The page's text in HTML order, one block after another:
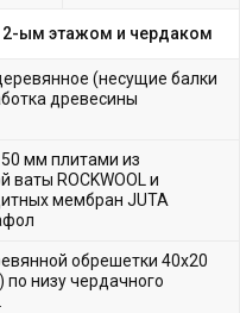
ым этажом и чердаком
(несущие балки
древесины
мм плитами из
ваты ROCKWOOL и
мембран JUTA
обрешетки 40х20
низу чердачного